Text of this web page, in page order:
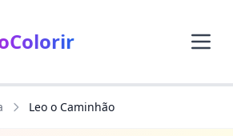
Leo o Caminhão